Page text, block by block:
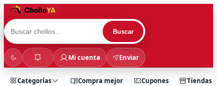
Buscar
Mi cuenta Enviar
Categorías Compra mejor Cupones Tiendas